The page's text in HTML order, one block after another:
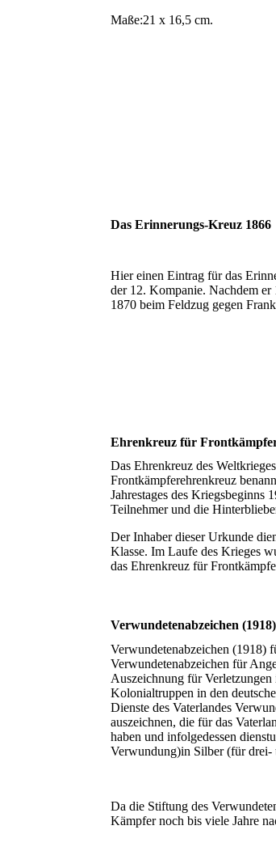
Maße:21 x 16,5 cm.
Das Erinnerungs-Kreuz 1866
Hier einen Eintrag für das
der 12. Kompanie. Nachdem
1870 beim Feldzug gegen
Ehrenkreuz für
Das Ehrenkreuz des
Frontkämpferehrenkreuz
Jahrestages des Kriegsbeginns
Teilnehmer und die
Der Inhaber dieser Urkunde
Klasse. Im Laufe des Krieges
das Ehrenkreuz für
Verwundetenabzeichen (1918)
Verwundetenabzeichen (1918)
Verwundetenabzeichen für
Auszeichnung für Verletzungen
Kolonialtruppen in den
Dienste des Vaterlandes
auszeichnen, die für das
haben und infolgedessen
Verwundung)in Silber (für
Da die Stiftung des
Kämpfer noch bis viele Jahre